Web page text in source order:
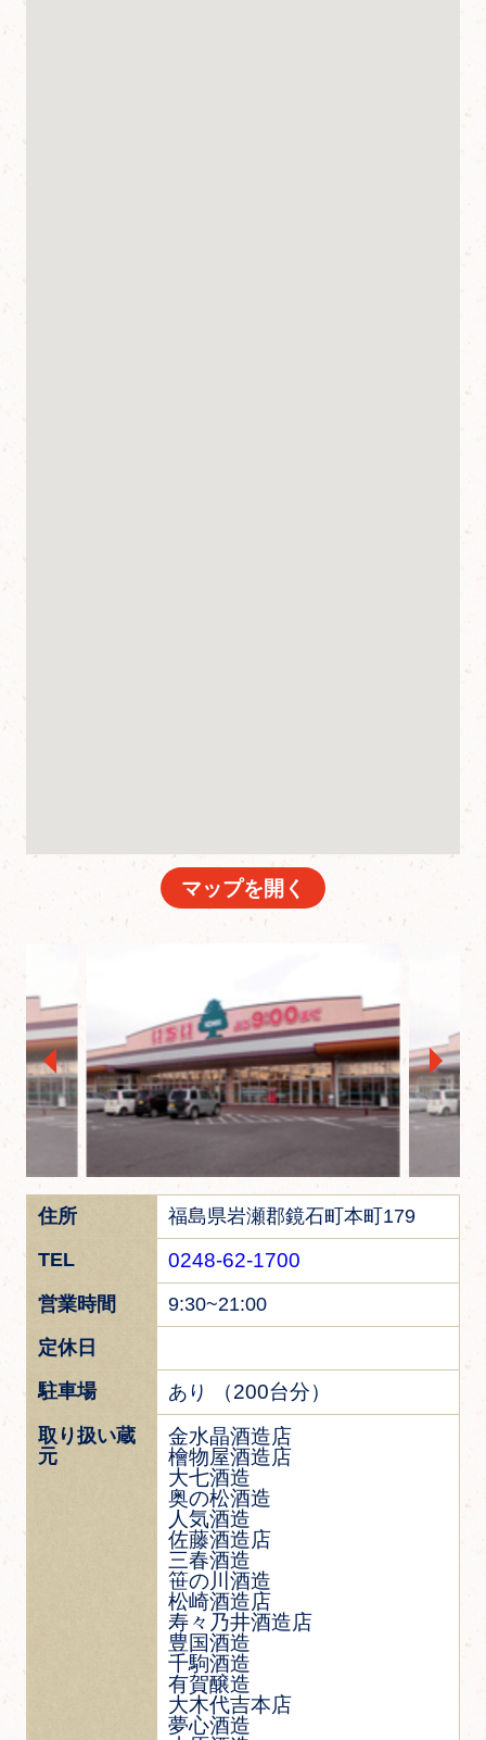
マップを開く
住所
福島県岩瀬郡鏡石町本町179
TEL
0248-62-1700
営業時間
9:30~21:00
定休日
駐車場
あり （200台分）
取り扱い蔵
元
金水晶酒造店
檜物屋酒造店
大七酒造
奥の松酒造
人気酒造
佐藤酒造店
三春酒造
笹の川酒造
松崎酒造店
寿々乃井酒造店
豊国酒造
千駒酒造
有賀醸造
大木代吉本店
夢心酒造